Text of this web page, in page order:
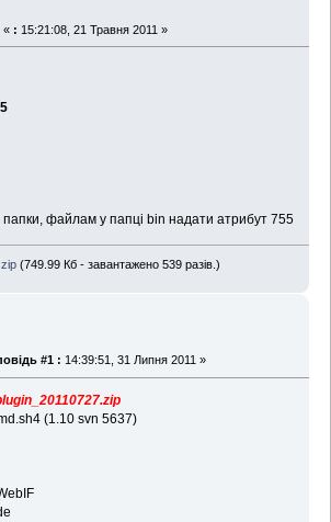
« : 15:21:08, 21 Травня 2011 »
папки, файлам у папці bin надати атрибут 755
(749.99 Кб - завантажено 539 разів.)
#1 : 14:39:51, 31 Липня 2011 »
(1.10 svn 5637)